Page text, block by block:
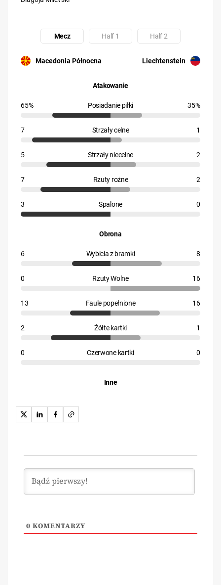
Mecz Half 1 Half 2
Uczestnik: Macedonia Północna
Macedonia Północna Uczestnik: Liechtenstein
Liechtenstein
Atakowanie
65% Posiadanie piłki 35%
7 Strzały celne 1
5 Strzały niecelne 2
7 Rzuty rożne 2
3 Spalone 0
Obrona
6 Wybicia z bramki 8
0 Rzuty Wolne 16
13 Faule popełnione 16
2 Żółte kartki 1
0 Czerwone kartki 0
Inne
0 KOMENTARZY